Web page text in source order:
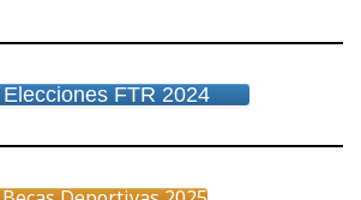
Elecciones FTR 2024